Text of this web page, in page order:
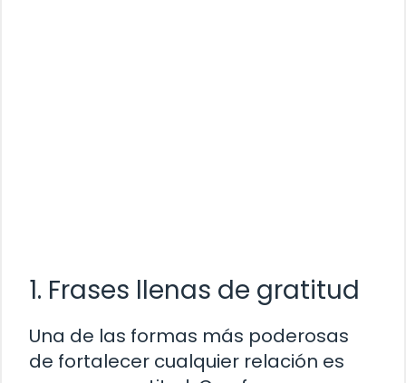
1. Frases llenas de gratitud
Una de las formas más poderosas
de fortalecer cualquier relación es